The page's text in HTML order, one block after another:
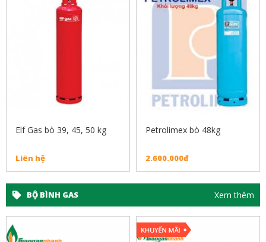
Elf Gas bò 39, 45, 50 kg
Liên hệ
Petrolimex bò 48kg
2.600.000đ
BỘ BÌNH GAS Xem thêm